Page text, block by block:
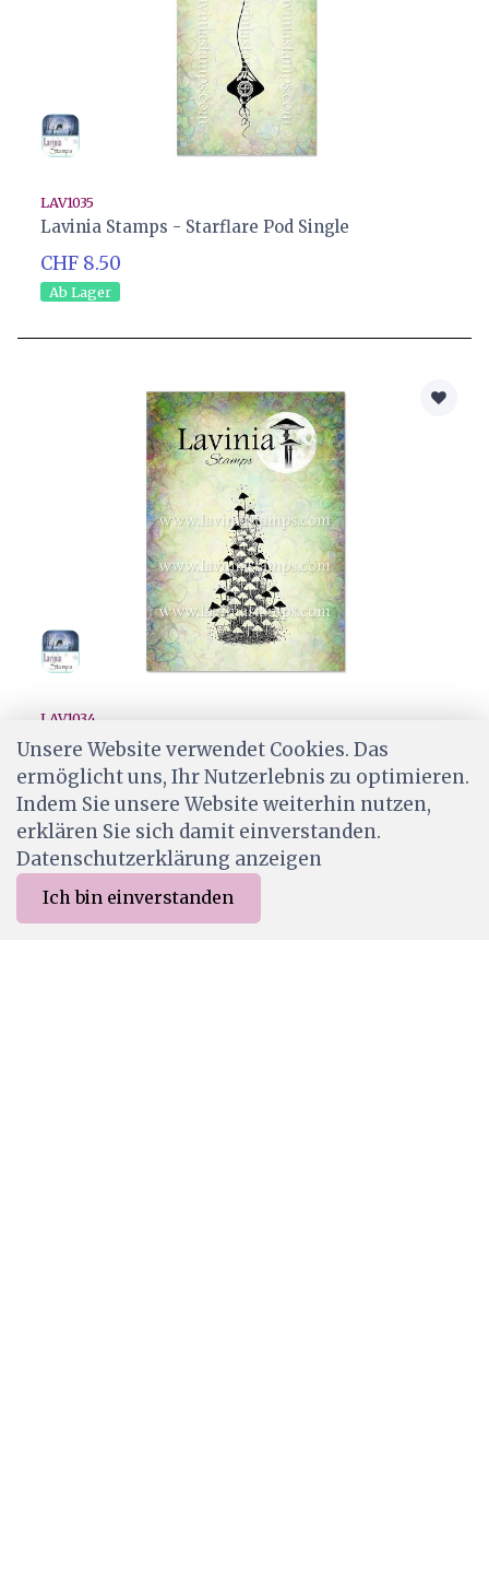
Merkliste Menu
LAV1035
Lavinia Stamps - Starflare Pod Single
CHF 8.50
Ab Lager
LAV1034
Lavinia Stamps - Starcap Mushrooms
CHF 7.50
Wird für dich bestellt
Unsere Website verwendet Cookies. Das
ermöglicht uns, Ihr Nutzerlebnis zu optimieren.
Indem Sie unsere Website weiterhin nutzen,
erklären Sie sich damit einverstanden.
Datenschutzerklärung anzeigen
Ich bin einverstanden